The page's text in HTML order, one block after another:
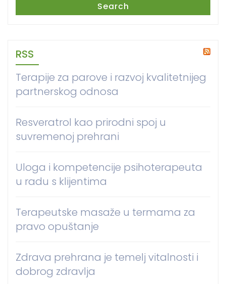
Search
RSS
Terapije za parove i razvoj kvalitetnijeg
partnerskog odnosa
Resveratrol kao prirodni spoj u
suvremenoj prehrani
Uloga i kompetencije psihoterapeuta
u radu s klijentima
Terapeutske masaže u termama za
pravo opuštanje
Zdrava prehrana je temelj vitalnosti i
dobrog zdravlja